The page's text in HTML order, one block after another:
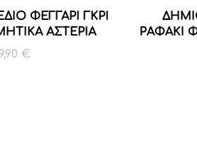
ΦΕΓΓΑΡΙ ΓΚΡΙ
ΑΣΤΕΡΙΑ
€
ΡΑΦΑΚΙ